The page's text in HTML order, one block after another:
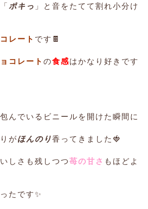
ポキっ 」と音をたてて割れ小分け
レート です🍫
コレート の食感はかなり好きです
んでいるビニールを開けた瞬間に
がほんのり香ってきました🍓
しさも残しつつ苺の甘さ もほどよ
たです✨